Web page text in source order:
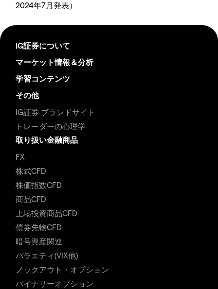
2024年7月発表）
IG証券について
マーケット情報＆分析
学習コンテンツ
その他
IG証券 ブランドサイト
トレーダーの心理学
取り扱い金融商品
FX
株式CFD
株価指数CFD
商品CFD
上場投資商品CFD
債券先物CFD
暗号資産関連
バラエティ(VIX他)
ノックアウト・オプション
バイナリーオプション